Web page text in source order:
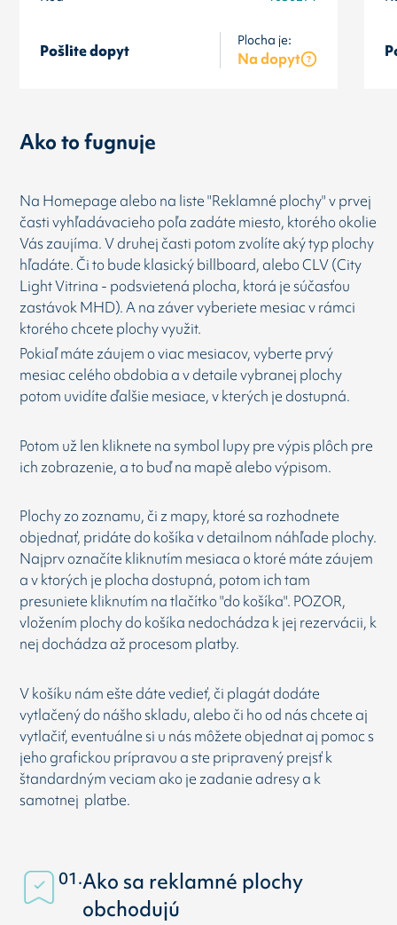
Pošlite dopyt
Plocha je:
Na dopyt
Ako to fugnuje
Na Homepage alebo na liste "Reklamné plochy" v prvej
časti vyhľadávacieho poľa zadáte miesto, ktorého okolie
Vás zaujíma. V druhej časti potom zvolíte aký typ plochy
hľadáte. Či to bude klasický billboard, alebo CLV (City
Light Vitrina - podsvietená plocha, ktorá je súčasťou
zastávok MHD). A na záver vyberiete mesiac v rámci
ktorého chcete plochy využit.
Pokiaľ máte záujem o viac mesiacov, vyberte prvý
mesiac celého obdobia a v detaile vybranej plochy
potom uvidíte ďalšie mesiace, v kterých je dostupná.
Potom už len kliknete na symbol lupy pre výpis plôch pre
ich zobrazenie, a to buď na mapě alebo výpisom.
Plochy zo zoznamu, či z mapy, ktoré sa rozhodnete
objednať, pridáte do košíka v detailnom náhľade plochy.
Najprv označíte kliknutím mesiaca o ktoré máte záujem
a v ktorých je plocha dostupná, potom ich tam
presuniete kliknutím na tlačítko "do košíka". POZOR,
vložením plochy do košíka nedochádza k jej rezervácii, k
nej dochádza až procesom platby.
V košíku nám ešte dáte vedieť, či plagát dodáte
vytlačený do nášho skladu, alebo či ho od nás chcete aj
vytlačiť, eventuálne si u nás môžete objednat aj pomoc s
jeho grafickou prípravou a ste pripravený prejsť k
štandardným veciam ako je zadanie adresy a k
samotnej platbe.
01.Ako sa reklamné plochy
obchodujú